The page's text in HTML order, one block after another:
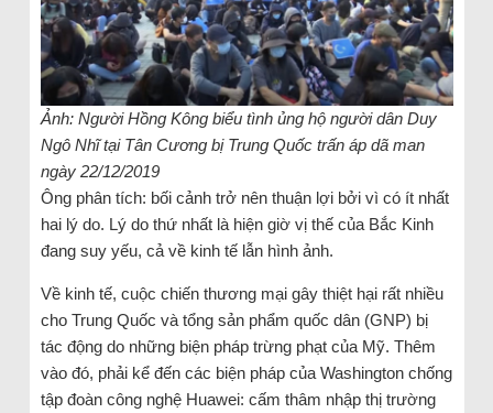
Ảnh: Người Hồng Kông biểu tình ủng hộ người dân Duy
Ngô Nhĩ tại Tân Cương bị Trung Quốc trấn áp dã man
ngày 22/12/2019
Ông phân tích: bối cảnh trở nên thuận lợi bởi vì có ít nhất
hai lý do. Lý do thứ nhất là hiện giờ vị thế của Bắc Kinh
đang suy yếu, cả về kinh tế lẫn hình ảnh.
Về kinh tế, cuộc chiến thương mại gây thiệt hại rất nhiều
cho Trung Quốc và tổng sản phẩm quốc dân (GNP) bị
tác động do những biện pháp trừng phạt của Mỹ. Thêm
vào đó, phải kể đến các biện pháp của Washington chống
tập đoàn công nghệ Huawei: cấm thâm nhập thị trường